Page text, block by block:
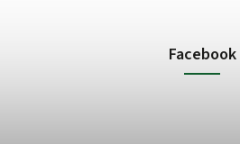
Facebook